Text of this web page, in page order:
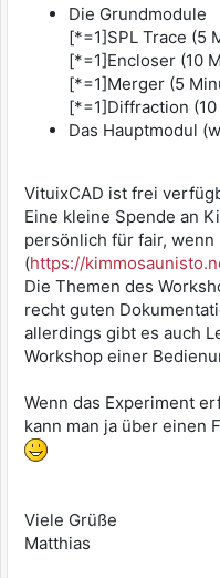
Die Grundmodule
[*=1]SPL Trace (5
[*=1]Encloser (10
[*=1]Merger (5
[*=1]Diffraction
Das Hauptmodul
VituixCAD ist frei
Eine kleine Spende an
persönlich für fair,
(https://
Die Themen des
recht guten
allerdings gibt es auch
Workshop einer
Wenn das Experiment
kann man ja über einen
Viele Grüße
Matthias